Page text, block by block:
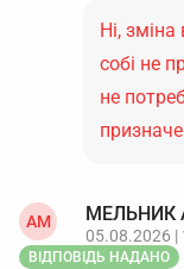
Ні,
собі не
не
АМ МЕЛЬНИК
05.08.2026 |
ВІДПОВІДЬ НАДАНО